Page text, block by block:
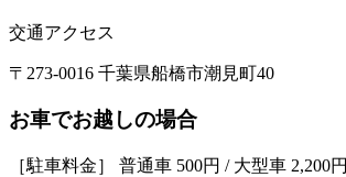
交通アクセス
〒273-0016 千葉県船橋市潮見町40
お車でお越しの場合
［駐車料金］ 普通車 500円 / 大型車 2,200円